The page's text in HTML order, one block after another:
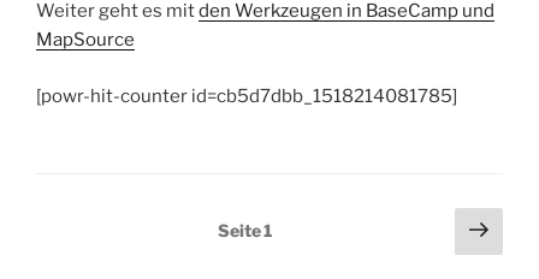
Weiter geht es mitden Werkzeugen in BaseCamp und
MapSource
[powr-hit-counter id=cb5d7dbb_1518214081785]
Seitennummerierung
Seite1